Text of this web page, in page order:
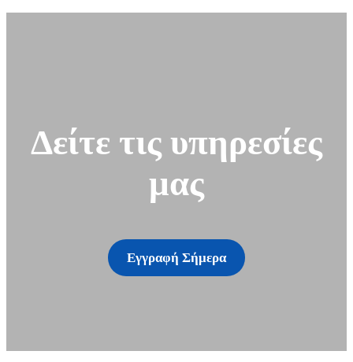
Δείτε τις υπηρεσίες
μας
Εγγραφή Σήμερα